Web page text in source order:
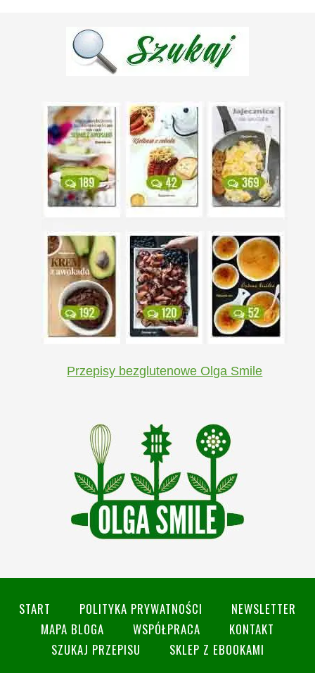
Przepisy bezglutenowe Olga Smile
START POLITYKA PRYWATNOŚCI
NEWSLETTER
MAPA BLOGA
WSPÓŁPRACA
KONTAKT
SZUKAJ PRZEPISU
SKLEP Z EBOOKAMI